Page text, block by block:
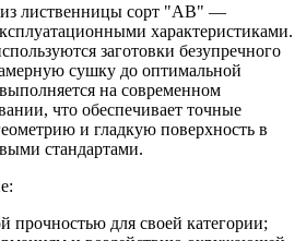
из лиственницы сорт "АВ" —
характеристиками.
заготовки безупречного
сушку до оптимальной
на современном
что обеспечивает точные
и гладкую поверхность в
стандартами.
прочностью для своей категории;